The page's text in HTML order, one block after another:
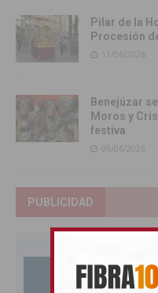
Pilar de la
Procesión
11/06/2026
Benejúzar
Moros y
festiva
09/06/2026
PUBLICIDAD